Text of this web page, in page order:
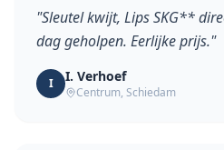
"Sleutel kwijt, Lips SKG**
dag geholpen. Eerlijke prijs."
I I. Verhoef
Centrum, Schiedam